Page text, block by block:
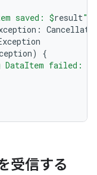
saved: $result"
:
)
{
DataItem failed:
受信する